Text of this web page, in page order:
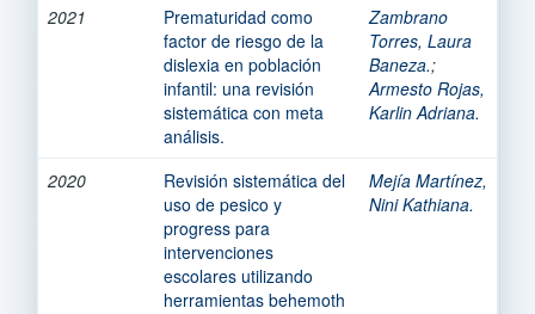
2021
Prematuridad como
factor de riesgo de la
dislexia en población
infantil: una revisión
sistemática con meta
análisis.
Zambrano
Torres, Laura
Baneza.;
Armesto Rojas,
Karlin Adriana.
2020
Revisión sistemática del
uso de pesico y
progress para
intervenciones
escolares utilizando
herramientas behemoth
Mejía Martínez,
Nini Kathiana.